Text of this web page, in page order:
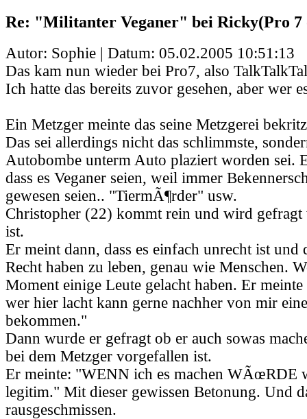
Re: "Militanter Veganer" bei Ricky(Pro 7
Autor: Sophie | Datum: 05.02.2005 10:51:13
Das kam nun wieder bei Pro7, also
Ich hatte das bereits zuvor gesehen, aber wer
Ein Metzger meinte das seine Metzgerei
Das sei allerdings nicht das schlimmste,
Autobombe unterm Auto plaziert worden sei.
dass es Veganer seien, weil immer
gewesen seien.. "TiermÃ¶rder" usw.
Christopher (22) kommt rein und wird gefragt
ist.
Er meint dann, dass es einfach unrecht ist und
Recht haben zu leben, genau wie Menschen.
Moment einige Leute gelacht haben. Er
wer hier lacht kann gerne nachher von mir
bekommen."
Dann wurde er gefragt ob er auch sowas
bei dem Metzger vorgefallen ist.
Er meinte: "WENN ich es machen WÃœRDE
legitim." Mit dieser gewissen Betonung. Und
rausgeschmissen.